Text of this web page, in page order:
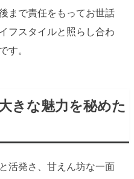
まで責任をもってお世話
フスタイルと照らし合わ
す。
きな魅力を秘めた
活発さ、甘えん坊な一面